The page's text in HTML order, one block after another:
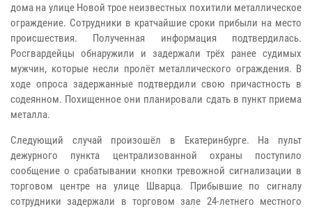
дома на улице Новой трое неизвестных похитили металлическое
ограждение. Сотрудники в кратчайшие сроки прибыли на место
происшествия. Полученная информация подтвердилась.
Росгвардейцы обнаружили и задержали трёх ранее судимых
мужчин, которые несли пролёт металлического ограждения. В
ходе опроса задержанные подтвердили свою причастность в
содеянном. Похищенное они планировали сдать в пункт приема
металла.
Следующий случай произошёл в Екатеринбурге. На пульт
дежурного пункта централизованной охраны поступило
сообщение о срабатывании кнопки тревожной сигнализации в
торговом центре на улице Шварца. Прибывшие по сигналу
сотрудники задержали в торговом зале 24-летнего местного